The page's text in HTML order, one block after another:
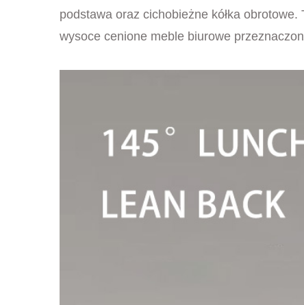
podstawa oraz cichobieżne kółka
wysoce cenione meble biurowe